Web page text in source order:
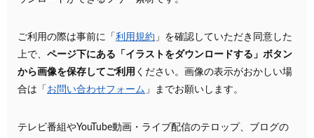
ご利用の際は事前に「 利用規約 」を確認していただき同意した
上で、 ページ下にある「イラストをダウンロードする」ボタン
から画像を保存してご利用 ください。画像の表示がおかしい場
合は「 お問い合わせフォーム 」までお願いします。
テレビ番組やYouTube動画・ライブ配信のテロップ、ブログの